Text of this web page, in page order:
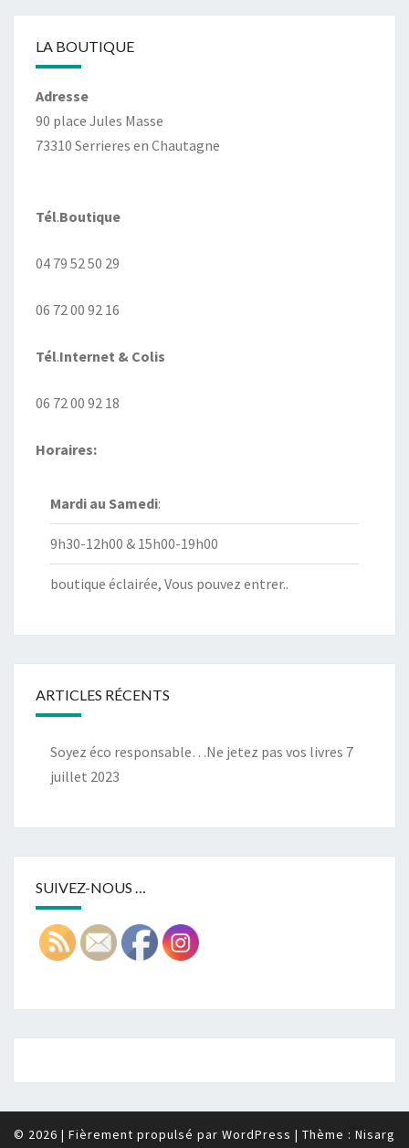
LA BOUTIQUE
Adresse
90 place Jules Masse
73310 Serrieres en Chautagne
Tél.Boutique
04 79 52 50 29
06 72 00 92 16
Tél.Internet & Colis
06 72 00 92 18
Horaires:
Mardi au Samedi:
9h30-12h00 & 15h00-19h00
boutique éclairée, Vous pouvez entrer..
ARTICLES RÉCENTS
Soyez éco responsable…Ne jetez pas vos livres 7
juillet 2023
SUIVEZ-NOUS …
© 2026 | Fièrement propulsé par WordPress | Thème : Nisarg